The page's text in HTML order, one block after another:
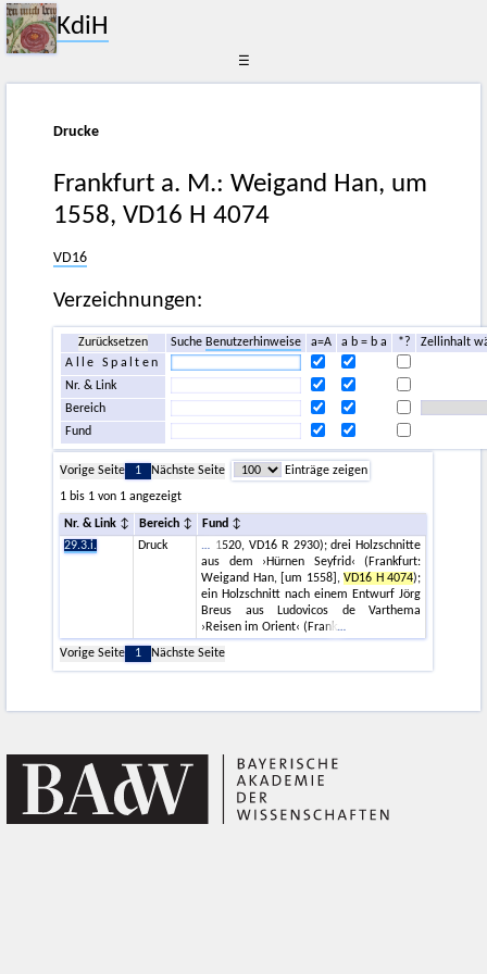
KdiH
☰
Drucke
Frankfurt a. M.: Weigand Han, um
1558, VD16 H 4074
VD16
Verzeichnungen:
Zurücksetzen Suche Benutzerhinweise a=A a b = b a *?
Zellinhalt
Alle Spalten
Nr. & Link
Bereich
Fund
Vorige Seite 1 Nächste Seite
Einträge zeigen
1 bis 1 von 1 angezeigt
Nr. & Link Bereich
Fund
29.3.i.
Druck
1520, VD16 R 2930); drei Holzschnitte
aus dem ›Hürnen Seyfrid‹ (Frankfurt:
Weigand Han, [um 1558],VD16 H 4074);
ein Holzschnitt nach einem Entwurf Jörg
Breus aus Ludovicos de Varthema
›Reisen im Orient‹ (Frank
Vorige Seite
1 Nächste Seite